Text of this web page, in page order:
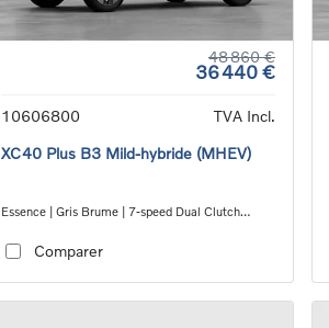
48 860 €
36 440 €
10606800
TVA Incl.
XC40 Plus B3 Mild-hybride (MHEV)
Essence | Gris Brume | 7-speed Dual Clutch
Comparer